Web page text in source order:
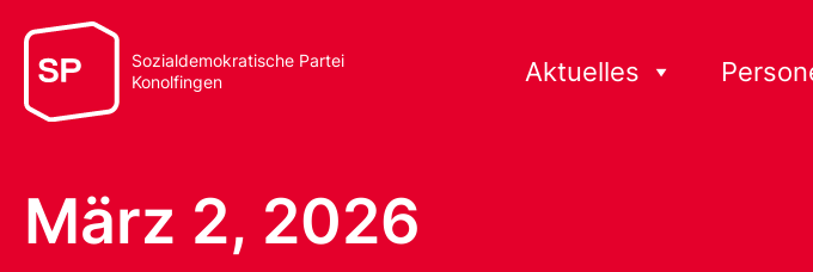
Sozialdemokratische Partei
Konolfingen
Aktuelles
März 2, 2026